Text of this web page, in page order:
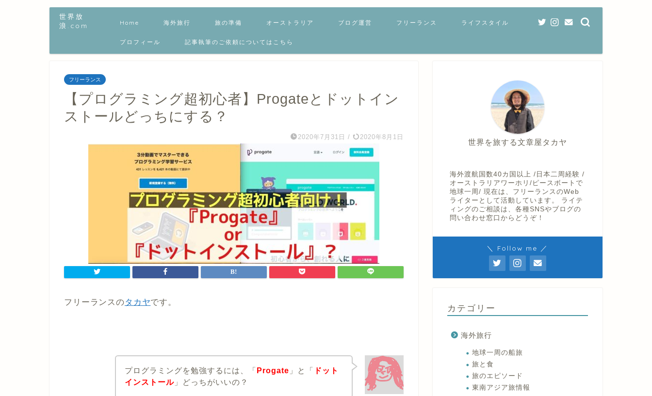
世界放
浪.com
Home 海外旅行 旅の準備 オーストラリア ブログ運営 フリーランス ライフスタイル
プロフィール 記事執筆のご依頼についてはこちら
フリーランス
【プログラミング超初心者】Progateとドットイン
ストールどっちにする？
2020年7月31日 / 2020年8月1日
フリーランスのタカヤです。
プログラミングを勉強するには、「 Progate 」と「
ドット
インストール 」どっちがいいの？
世界を旅する文章屋タカヤ
海外渡航国数40カ国以上 /日本二周経験 /
オーストラリアワーホリ/ピースボートで
地球一周/ 現在は、フリーランスのWeb
ライターとして活動しています。 ライテ
ィングのご相談は、各種SNSやブログの
問い合わせ窓口からどうぞ！
＼ Follow me ／
カテゴリー
海外旅行
地球一周の船旅
旅と食
旅のエピソード
東南アジア旅情報